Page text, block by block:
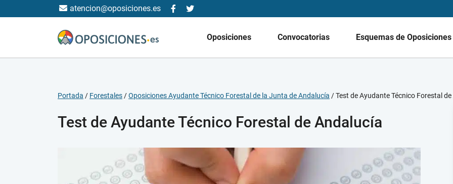
atencion@oposiciones.es
Oposiciones Convocatorias Esquemas de Oposiciones
Portada / Forestales /Oposiciones Ayudante Técnico Forestal de la Junta de Andalucía /Test de Ayudante Técnico Forestal
Test de Ayudante Técnico Forestal de Andalucía